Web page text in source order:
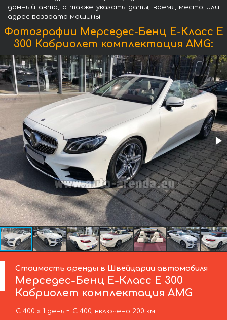
данный авто, а также указать даты, время, место или
адрес возврата машины.
Фотографии Мерседес-Бенц Е-Класс Е
300 Кабриолет комплектация AMG:
Стоимость аренды в Швейцарии автомобиля
Мерседес-Бенц Е-Класс Е 300
Кабриолет комплектация AMG
€ 400 х 1 день = € 400, включено 200 км